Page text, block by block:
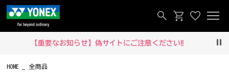
【重要なお知らせ】偽サイトにご注意ください‼
HOME 全商品